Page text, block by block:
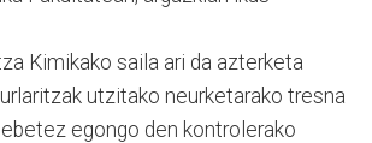
Kimikako saila ari da azterketa
utzitako neurketarako tresna
egongo den kontrolerako